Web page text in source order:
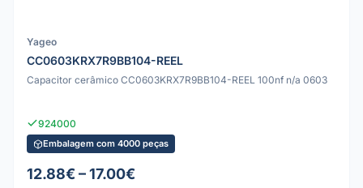
Yageo
CC0603KRX7R9BB104-REEL
Capacitor cerâmico CC0603KRX7R9BB104-REEL 100nf n/a 0603
924000
Embalagem com 4000 peças
12.88€ – 17.00€